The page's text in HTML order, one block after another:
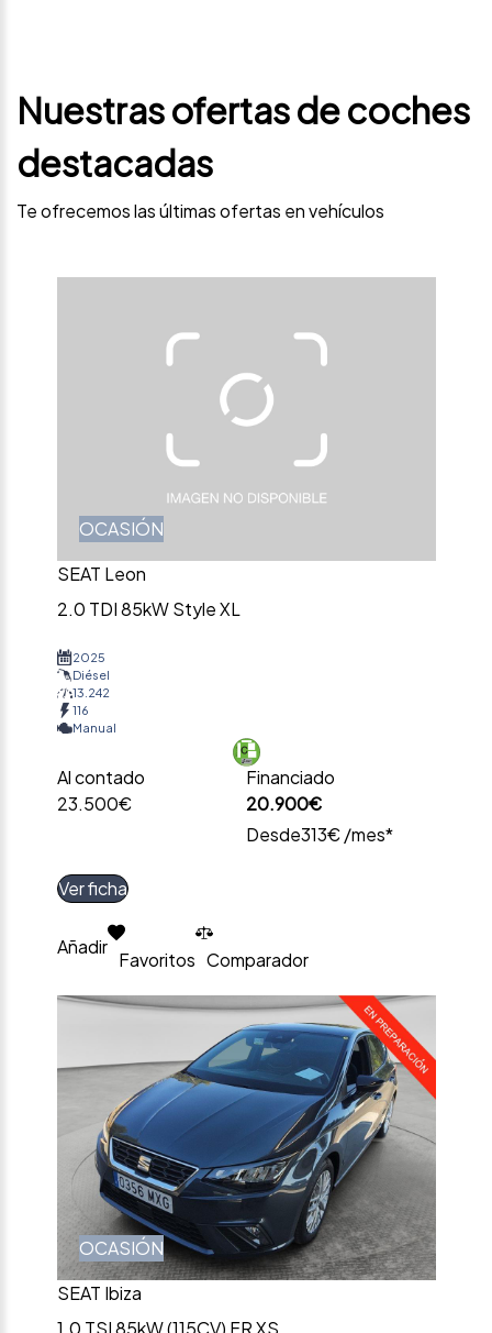
Nuestras ofertas de coches
destacadas
Te ofrecemos las últimas ofertas en vehículos
OCASIÓN
SEAT Leon
2.0 TDI 85kW Style XL
2025
Diésel
13.242
116
Manual
Al contado
23.500€
Financiado
20.900€
Desde313€ /mes*
Ver ficha
Añadir
Favoritos Comparador
OCASIÓN
SEAT Ibiza
1.0 TSI 85kW (115CV) FR XS